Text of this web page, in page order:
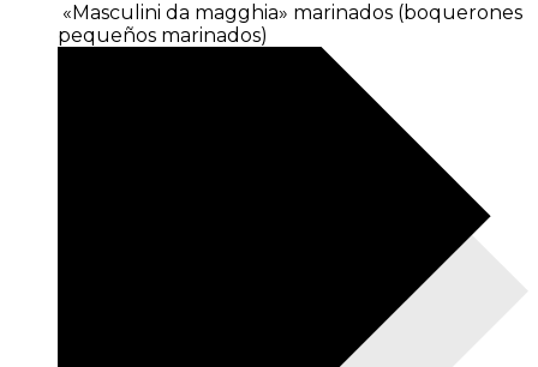
«Masculini da magghia» marinados (boquerones
pequeños marinados)